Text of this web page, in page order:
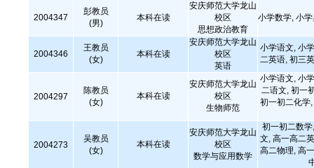
2004347
彭教员
(男)
本科在读
安庆师范大学龙山
校区
思想政治教育
小学数学, 小
2004346
王教员
(女)
本科在读
安庆师范大学龙山
校区
英语
小学语文, 小
二英语, 初三
2004297
陈教员
(女)
本科在读
安庆师范大学龙山
校区
生物师范
小学语文, 小
二语文, 初一
初一初二化学
2004273
吴教员
(女)
本科在读
安庆师范大学龙山
校区
数学与应用数学
初一初二数
文, 高一高二
高二物理, 高